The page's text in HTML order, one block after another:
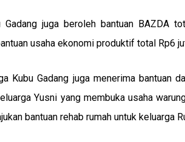
juga beroleh bantuan BAZDA
usaha ekonomi produktif total Rp6
Kubu Gadang juga menerima bantuan
Yusni yang membuka usaha
bantuan rehab rumah untuk keluarga